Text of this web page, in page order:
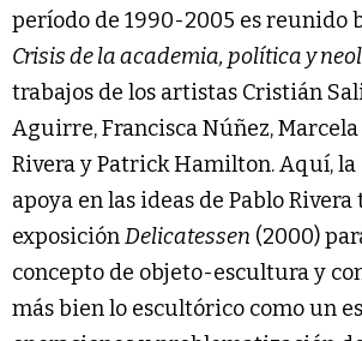
período de 1990-2005 es reunido
Crisis de la academia, política y
trabajos de los artistas Cristián
Aguirre, Francisca Núñez, Marcela
Rivera y Patrick Hamilton. Aquí, la
apoya en las ideas de Pablo
exposiciónDelicatessen (2000)
concepto de objeto-escultura y
más bien lo escultórico como un